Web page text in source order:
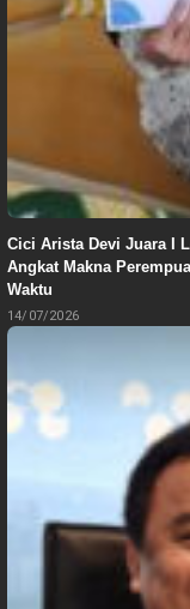
Cici Arista Devi Juara I
Angkat Makna
Waktu
14/07/2026